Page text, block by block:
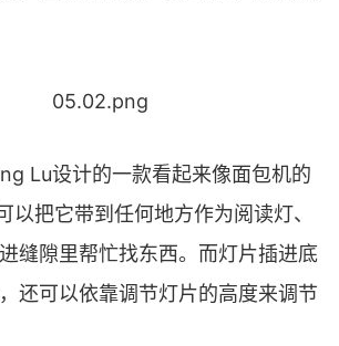
Lu设计的一款看起来像面包机的
以把它带到任何地方作为阅读灯、
缝隙里帮忙找东西。而灯片插进底
还可以依靠调节灯片的高度来调节